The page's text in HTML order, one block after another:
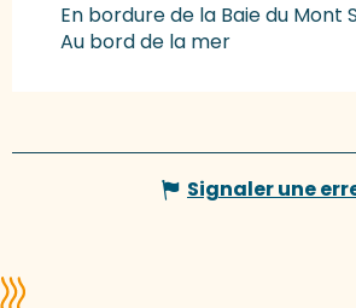
En bordure de la Baie du Mont
Au bord de la mer
Signaler une